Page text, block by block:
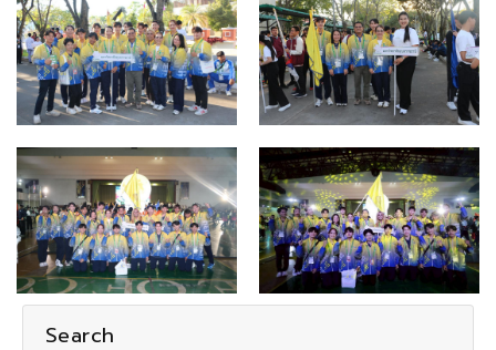
Search